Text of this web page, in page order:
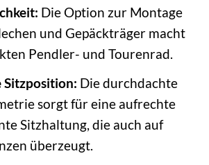
Die Option zur Montage
und Gepäckträger macht
Pendler- und Tourenrad.
Die durchdachte
sorgt für eine aufrechte
Sitzhaltung, die auch auf
überzeugt.